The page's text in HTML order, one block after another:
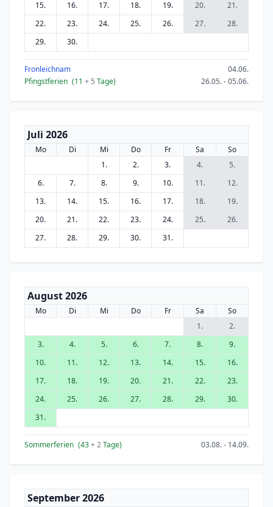
15. 16. 17. 18. 19. 20.
21.
22.
23. 24. 25. 26. 27.
28.
29.
30.
Fronleichnam
04.06.
Pfingstferien (11 + 5 Tage) 26.05. - 05.06.
Juli 2026
Mo Di Mi Do Fr Sa
So
1.
2. 3. 4.
5.
6.
7. 8. 9. 10. 11.
12.
13.
14. 15. 16. 17. 18.
19.
20.
21. 22. 23. 24. 25.
26.
27.
28. 29. 30. 31.
August 2026
Mo Di Mi Do Fr Sa
So
1.
2.
3.
4. 5. 6. 7. 8.
9.
10.
11. 12. 13. 14. 15.
16.
17.
18. 19. 20. 21. 22.
23.
24.
25. 26. 27. 28. 29.
30.
31.
Sommerferien (43+ 2Tage) 03.08. - 14.09.
September 2026